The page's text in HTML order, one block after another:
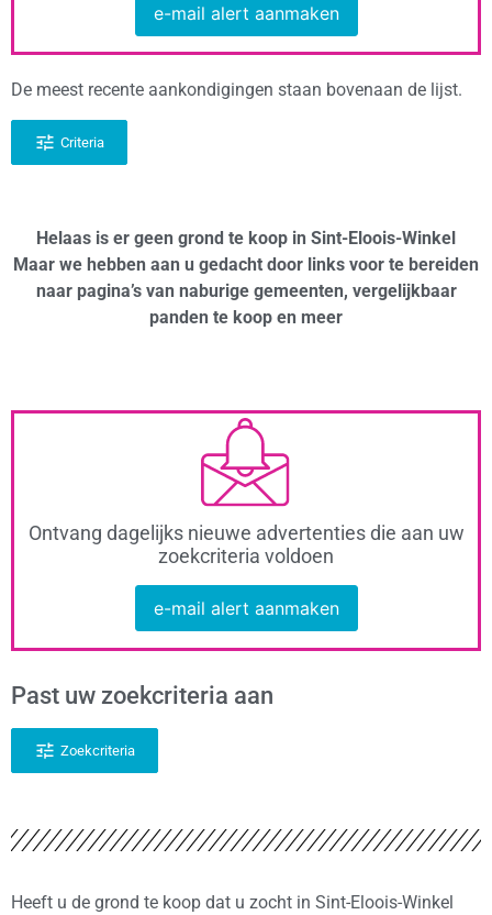
e-mail alert aanmaken
De meest recente aankondigingen staan bovenaan de lijst.
Criteria
Helaas is er geen grond te koop in Sint-Eloois-Winkel
Maar we hebben aan u gedacht door links voor te bereiden
naar pagina’s van naburige gemeenten, vergelijkbaar
panden te koop en meer
Ontvang dagelijks nieuwe advertenties die aan uw
zoekcriteria voldoen
e-mail alert aanmaken
Past uw zoekcriteria aan
Zoekcriteria
Heeft u de grond te koop dat u zocht in Sint-Eloois-Winkel